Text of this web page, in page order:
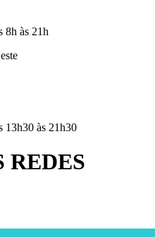
8h às 21h
13h30 às 21h30
REDES